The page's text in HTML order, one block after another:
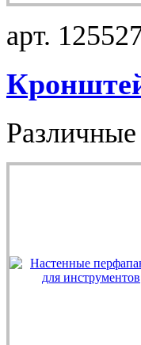
арт.